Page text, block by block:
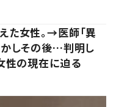
た女性。→医師「異
かしその後…判明し
性の現在に迫る